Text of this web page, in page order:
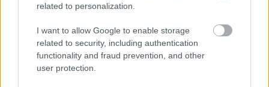
related to personalization.
I want to allow Google to enable storage
related to security, including authentication
functionality and fraud prevention, and other
user protection.
ΕΙΝΑΠ: Καταγγέλλει αιφνιδιαστική
αλλαγή στο πρόγραμμα εφημεριών
του Σισμανογλείου